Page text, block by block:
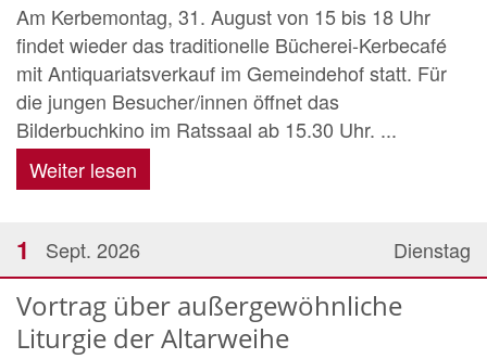
Am Kerbemontag, 31. August von 15 bis 18 Uhr
findet wieder das traditionelle Bücherei-Kerbecafé
mit Antiquariatsverkauf im Gemeindehof statt. Für
die jungen Besucher/innen öffnet das
Bilderbuchkino im Ratssaal ab 15.30 Uhr. ...
Weiter lesen
Dienstag
1 Sept. 2026
Vortrag über außergewöhnliche
Liturgie der Altarweihe